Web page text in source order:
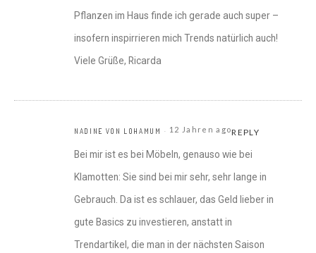
Pflanzen im Haus finde ich gerade auch super –
insofern inspirrieren mich Trends natürlich auch!
Viele Grüße, Ricarda
NADINE VON LOHAMUM 12 Jahren agoREPLY
Bei mir ist es bei Möbeln, genauso wie bei
Klamotten: Sie sind bei mir sehr, sehr lange in
Gebrauch. Da ist es schlauer, das Geld lieber in
gute Basics zu investieren, anstatt in
Trendartikel, die man in der nächsten Saison